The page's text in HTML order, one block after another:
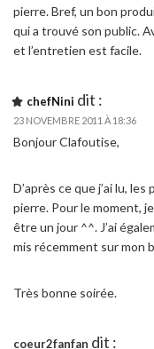
pierre. Bref, un bon
qui a trouvé son public.
et l’entretien est facile.
chefNini dit :
23 NOVEMBRE 2011 À 18:36
Bonjour Clafoutise,
D’après ce que j’ai lu,
pierre. Pour le moment,
être un jour ^^. J’ai
mis récemment sur mon
Très bonne soirée.
coeur2fanfan dit :